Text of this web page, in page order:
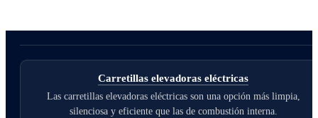
Carretillas elevadoras eléctricas
Las carretillas elevadoras eléctricas son una opción más limpia,
silenciosa y eficiente que las de combustión interna.